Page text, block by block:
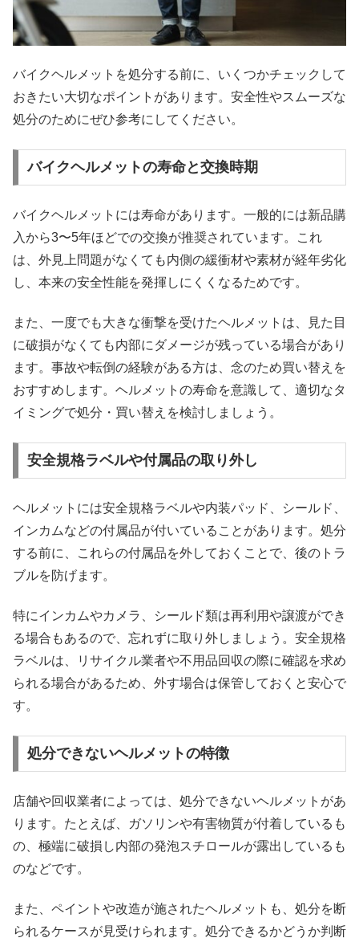
バイクヘルメットを処分する前に、いくつかチェックして
おきたい大切なポイントがあります。安全性やスムーズな
処分のためにぜひ参考にしてください。
バイクヘルメットの寿命と交換時期
バイクヘルメットには寿命があります。一般的には新品購
入から3〜5年ほどでの交換が推奨されています。これ
は、外見上問題がなくても内側の緩衝材や素材が経年劣化
し、本来の安全性能を発揮しにくくなるためです。
また、一度でも大きな衝撃を受けたヘルメットは、見た目
に破損がなくても内部にダメージが残っている場合があり
ます。事故や転倒の経験がある方は、念のため買い替えを
おすすめします。ヘルメットの寿命を意識して、適切なタ
イミングで処分・買い替えを検討しましょう。
安全規格ラベルや付属品の取り外し
ヘルメットには安全規格ラベルや内装パッド、シールド、
インカムなどの付属品が付いていることがあります。処分
する前に、これらの付属品を外しておくことで、後のトラ
ブルを防げます。
特にインカムやカメラ、シールド類は再利用や譲渡ができ
る場合もあるので、忘れずに取り外しましょう。安全規格
ラベルは、リサイクル業者や不用品回収の際に確認を求め
られる場合があるため、外す場合は保管しておくと安心で
す。
処分できないヘルメットの特徴
店舗や回収業者によっては、処分できないヘルメットがあ
ります。たとえば、ガソリンや有害物質が付着しているも
の、極端に破損し内部の発泡スチロールが露出しているも
のなどです。
また、ペイントや改造が施されたヘルメットも、処分を断
られるケースが見受けられます。処分できるかどうか判断